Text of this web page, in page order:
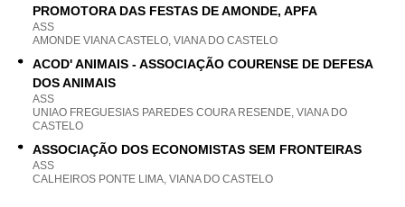
PROMOTORA DAS FESTAS DE AMONDE, APFA
ASS
AMONDE VIANA CASTELO, VIANA DO CASTELO
ACOD' ANIMAIS - ASSOCIAÇÃO COURENSE DE DEFESA
DOS ANIMAIS
ASS
UNIAO FREGUESIAS PAREDES COURA RESENDE, VIANA DO
CASTELO
ASSOCIAÇÃO DOS ECONOMISTAS SEM FRONTEIRAS
ASS
CALHEIROS PONTE LIMA, VIANA DO CASTELO